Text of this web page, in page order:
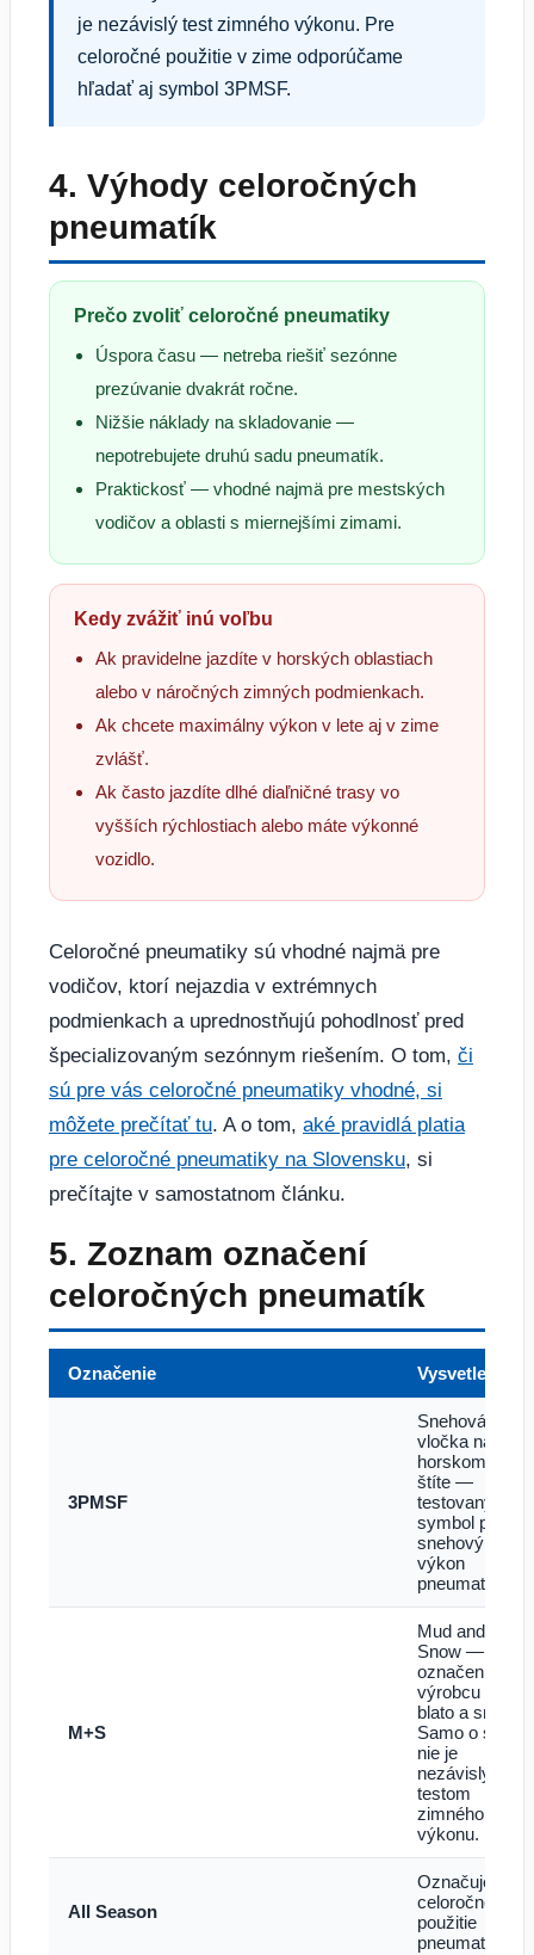
je nezávislý test zimného výkonu. Pre
celoročné použitie v zime odporúčame
hľadať aj symbol 3PMSF.
4. Výhody celoročných
pneumatík
Prečo zvoliť celoročné pneumatiky
Úspora času — netreba riešiť sezónne
prezúvanie dvakrát ročne.
Nižšie náklady na skladovanie —
nepotrebujete druhú sadu pneumatík.
Praktickosť — vhodné najmä pre mestských
vodičov a oblasti s miernejšími zimami.
Kedy zvážiť inú voľbu
Ak pravidelne jazdíte v horských oblastiach
alebo v náročných zimných podmienkach.
Ak chcete maximálny výkon v lete aj v zime
zvlášť.
Ak často jazdíte dlhé diaľničné trasy vo
vyšších rýchlostiach alebo máte výkonné
vozidlo.
Celoročné pneumatiky sú vhodné najmä pre
vodičov, ktorí nejazdia v extrémnych
podmienkach a uprednostňujú pohodlnosť pred
špecializovaným sezónnym riešením. O tom, či
sú pre vás celoročné pneumatiky vhodné, si
môžete prečítať tu. A o tom, aké pravidlá platia
pre celoročné pneumatiky na Slovensku, si
prečítajte v samostatnom článku.
5. Zoznam označení
celoročných pneumatík
Označenie Vysvetlenie
3PMSF
Snehová
vločka na
horskom
štíte —
testovaný
symbol pre
snehový
výkon
pneumatiky.
M+S
Mud and
Snow —
označenie
výrobcu pre
blato a sneh.
Samo o sebe
nie je
nezávislým
testom
zimného
výkonu.
All Season
Označuje
celoročné
použitie
pneumatiky.